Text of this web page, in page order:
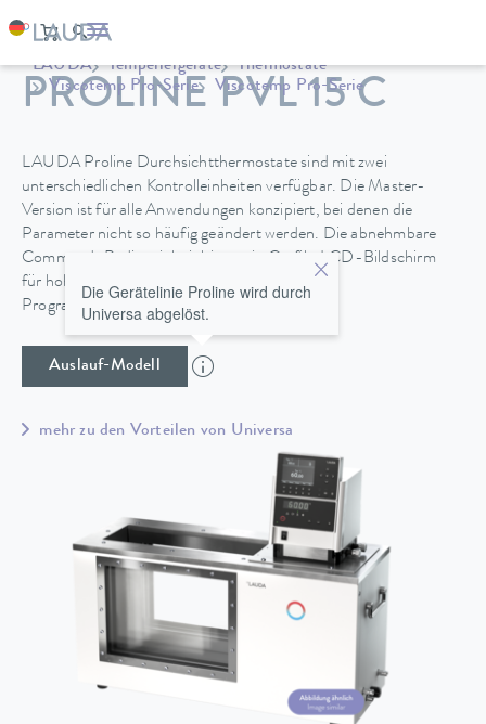
LAUDA Temperiergeräte
Thermostate
Viscotemp Pro-Serie
Viscotemp Pro-Serie
PROLINE PVL 15 C
LAUDA Proline Durchsichtthermostate sind mit zwei
unterschiedlichen Kontrolleinheiten verfügbar. Die Master-
Version ist für alle Anwendungen konzipiert, bei denen die
Parameter nicht so häufig geändert werden. Die abnehmbare
Command-Bedieneinheit bietet ein Grafik-LCD-Bildschirm
für hohen Bedienkomfort und zusätzlich einen
Programmgeber.
Auslauf-Modell
Die Gerätelinie Proline wird durch
Universa abgelöst.
mehr zu den Vorteilen von Universa